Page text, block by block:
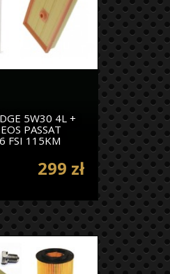
5W30 4L +
PASSAT
FSI 115KM
299 zł